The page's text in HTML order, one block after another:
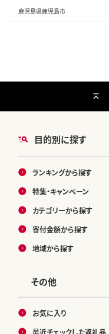
鹿児島県鹿児島市
目的別に探す
ランキングから探す
特集・キャンペーン
カテゴリーから探す
寄付金額から探す
地域から探す
その他
お気に入り
最近チェックした返礼品